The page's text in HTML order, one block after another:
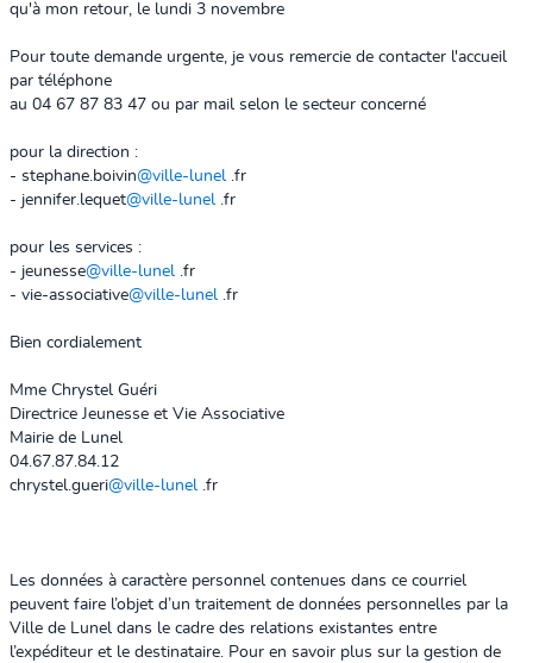
qu'à mon retour, le lundi 3 novembre
Pour toute demande urgente, je vous remercie de contacter l'accueil
par téléphone
au 04 67 87 83 47 ou par mail selon le secteur concerné
pour la direction :
- stephane.boivin@ville-lunel .fr
- jennifer.lequet@ville-lunel .fr
pour les services :
- jeunesse@ville-lunel .fr
- vie-associative@ville-lunel .fr
Bien cordialement
Mme Chrystel Guéri
Directrice Jeunesse et Vie Associative
Mairie de Lunel
04.67.87.84.12
chrystel.gueri@ville-lunel .fr
Les données à caractère personnel contenues dans ce courriel
peuvent faire l’objet d’un traitement de données personnelles par la
Ville de Lunel dans le cadre des relations existantes entre
l’expéditeur et le destinataire. Pour en savoir plus sur la gestion de